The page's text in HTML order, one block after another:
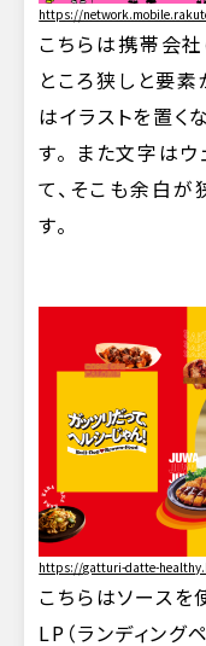
https://
こちらは携帯会社
ところ狭しと要
はイラストを置
す。 また文字は
て、そこも余白
す。
https://gatturi-datte-
こちらはソース
LP（ランディング